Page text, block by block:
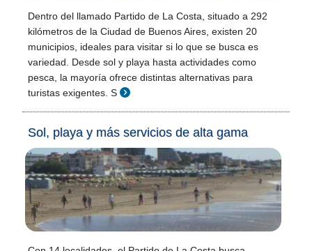
Dentro del llamado Partido de La Costa, situado a 292
kilómetros de la Ciudad de Buenos Aires, existen 20
municipios, ideales para visitar si lo que se busca es
variedad. Desde sol y playa hasta actividades como
pesca, la mayoría ofrece distintas alternativas para
turistas exigentes. S
Sol, playa y más servicios de alta gama